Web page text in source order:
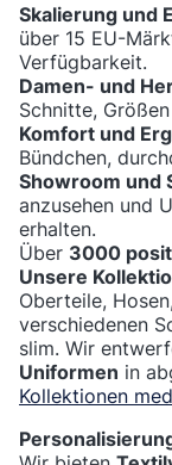
Skalierung und
über 15 EU-
Verfügbarkeit.
Damen- und
Schnitte, Größen
Komfort und
Bündchen,
Showroom und
anzusehen und
erhalten.
Über 3000
Unsere
Oberteile,
verschiedenen
slim. Wir
Uniformen in
Kollektionen